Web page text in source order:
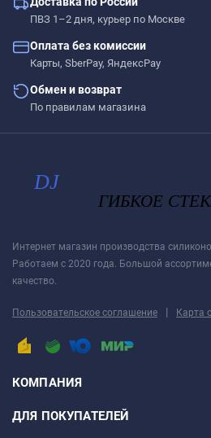
ПВЗ 1–2 дня, курьер по Москве
Оплата без комиссии
Карты, SberPay, ЯндексPay
Обмен и возврат
По правилам магазина
Интернет магазин производства
Работаем с 2020 года. Большой
качество.
Пользовательское соглашение | Карта
КОМПАНИЯ
ДЛЯ ПОКУПАТЕЛЕЙ